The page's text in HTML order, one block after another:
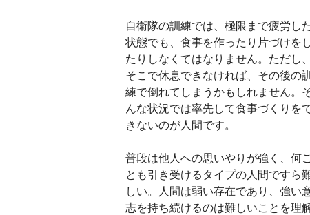
自衛隊の訓練では、極限まで疲労し
状態でも、食事を作ったり片づけを
たりしなくてはなりません。ただし、
そこで休息できなければ、その後の訓
練で倒れてしまうかもしれません。
んな状況では率先して食事づくりを
きないのが人間です。
普段は他人への思いやりが強く、何
とも引き受けるタイプの人間ですら
しい。人間は弱い存在であり、強い
志を持ち続けるのは難しいことを理